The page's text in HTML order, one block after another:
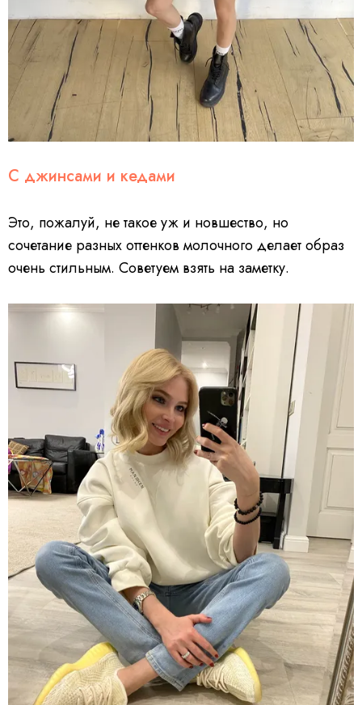
С джинсами и кедами
Это, пожалуй, не такое уж и новшество, но
сочетание разных оттенков молочного делает образ
очень стильным. Советуем взять на заметку.